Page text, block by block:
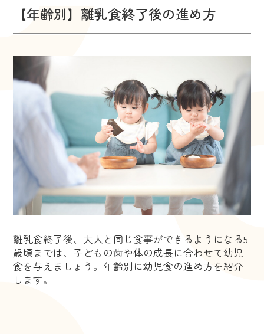
【年齢別】離乳食終了後の進め方
離乳食終了後、大人と同じ食事ができるようになる5
歳頃までは、子どもの歯や体の成長に合わせて幼児
食を与えましょう。年齢別に幼児食の進め方を紹介
します。